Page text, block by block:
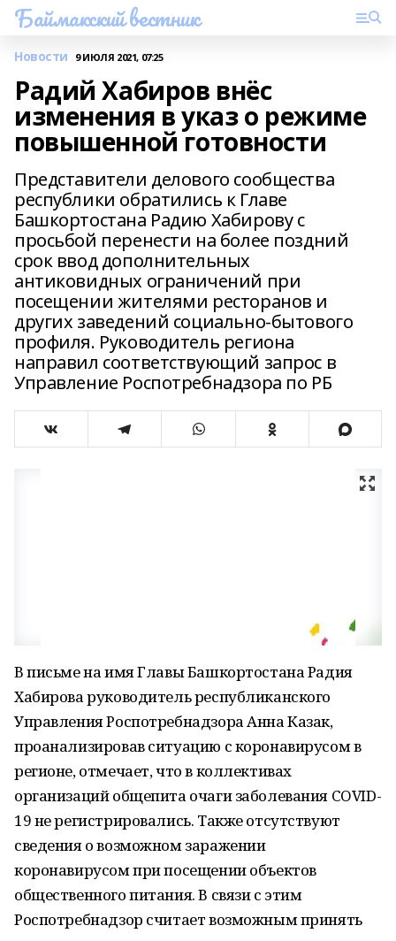
Баймакский вестник
Новости 9 ИЮЛЯ 2021, 07:25
Радий Хабиров внёс
изменения в указ о режиме
повышенной готовности
Представители делового сообщества
республики обратились к Главе
Башкортостана Радию Хабирову с
просьбой перенести на более поздний
срок ввод дополнительных
антиковидных ограничений при
посещении жителями ресторанов и
других заведений социально-бытового
профиля. Руководитель региона
направил соответствующий запрос в
Управление Роспотребнадзора по РБ
В письме на имя Главы Башкортостана Радия
Хабирова руководитель республиканского
Управления Роспотребнадзора Анна Казак,
проанализировав ситуацию с коронавирусом в
регионе, отмечает, что в коллективах
организаций общепита очаги заболевания COVID-
19 не регистрировались. Также отсутствуют
сведения о возможном заражении
коронавирусом при посещении объектов
общественного питания. В связи с этим
Роспотребнадзор считает возможным принять